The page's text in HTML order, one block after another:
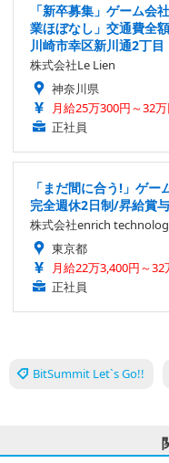
「新卒募集」ゲーム会
業ほぼなし」交通費全
川崎市幸区新川通2丁目
株式会社Le Lien
神奈川県
月給25万300円～32
正社員
「まだ間に合う!」ゲ
完全週休2日制/昇給賞
株式会社enrich
東京都
月給22万3,400円～32
正社員
BitSummit Let`s Go!!